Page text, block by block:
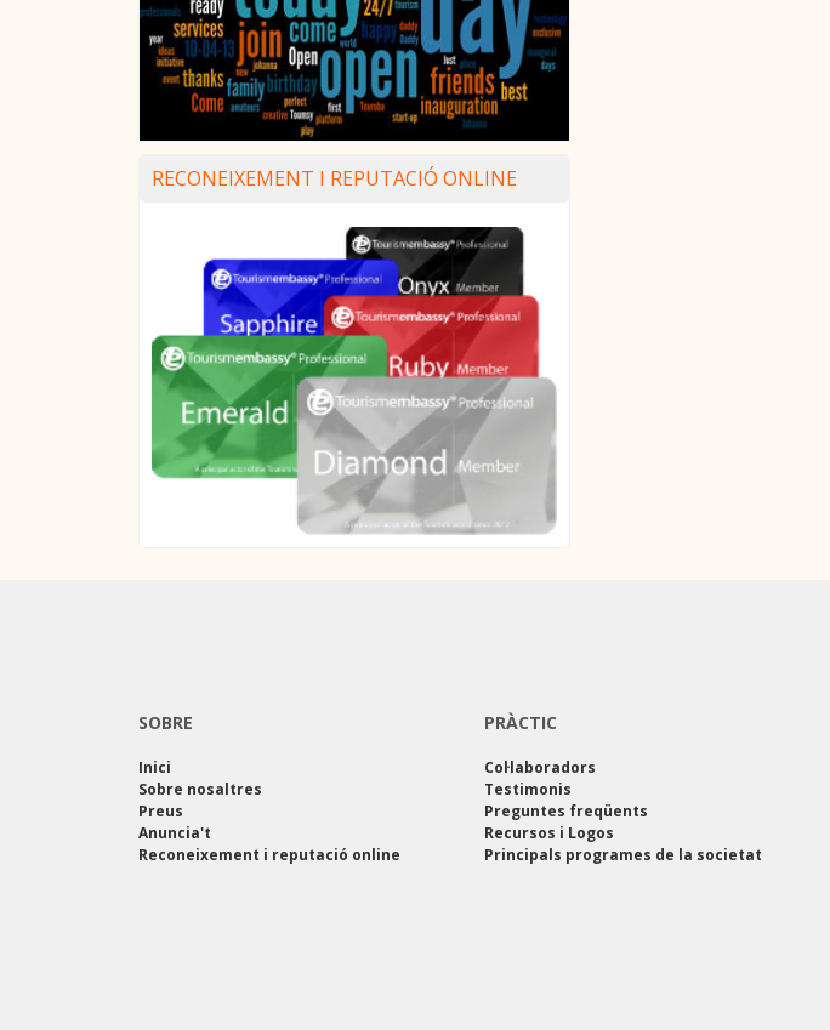
RECONEIXEMENT I REPUTACIÓ ONLINE
SOBRE
Inici
Sobre nosaltres
Preus
Anuncia't
Reconeixement i reputació online
PRÀCTIC
Col·laboradors
Testimonis
Preguntes freqüents
Recursos i Logos
Principals programes de la societat